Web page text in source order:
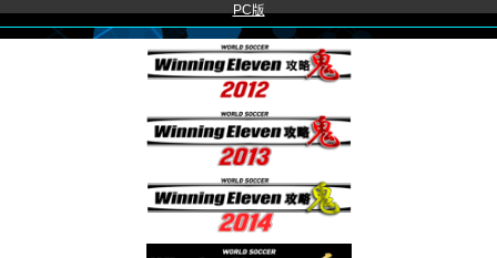
PC版